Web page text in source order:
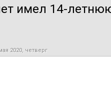
имел 14-
2020, четверг